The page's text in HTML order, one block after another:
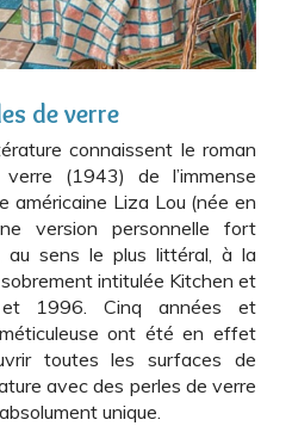
de verre
connaissent le roman
(1943) de l’immense
américaine Liza Lou (née en
version personnelle fort
au sens le plus littéral, à la
intitulée Kitchen et
1996. Cinq années et
ont été en effet
toutes les surfaces de
avec des perles de verre
unique.